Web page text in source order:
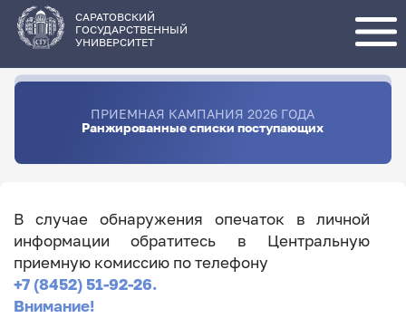
основному
содержанию
САРАТОВСКИЙ
ГОСУДАРСТВЕННЫЙ
УНИВЕРСИТЕТ
ПРИЕМНАЯ КАМПАНИЯ 2026 ГОДА
Ранжированные списки поступающих
В случае обнаружения опечаток в личной
информации обратитесь в Центральную
приемную комиссию по телефону
+7 (8452) 51-92-26.
Внимание!